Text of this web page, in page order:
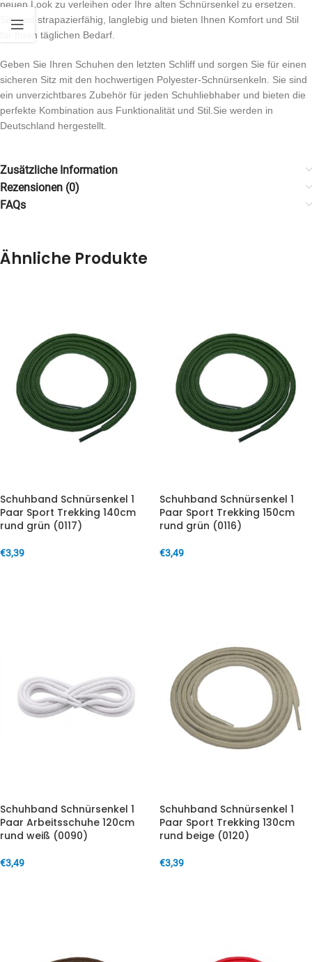
neuen Look zu verleihen oder Ihre alten Schnürsenkel zu ersetzen.
Sie sind strapazierfähig, langlebig und bieten Ihnen Komfort und Stil
für Ihren täglichen Bedarf.
Geben Sie Ihren Schuhen den letzten Schliff und sorgen Sie für einen
sicheren Sitz mit den hochwertigen Polyester-Schnürsenkeln. Sie sind
ein unverzichtbares Zubehör für jeden Schuhliebhaber und bieten die
perfekte Kombination aus Funktionalität und Stil.Sie werden in
Deutschland hergestellt.
Zusätzliche Information
Rezensionen (0)
FAQs
Ähnliche Produkte
Schuhband Schnürsenkel 1
Paar Sport Trekking 140cm
rund grün (0117)
€3,39
Schuhband Schnürsenkel 1
Paar Sport Trekking 150cm
rund grün (0116)
€3,49
Schuhband Schnürsenkel 1
Paar Arbeitsschuhe 120cm
rund weiß (0090)
€3,49
Schuhband Schnürsenkel 1
Paar Sport Trekking 130cm
rund beige (0120)
€3,39